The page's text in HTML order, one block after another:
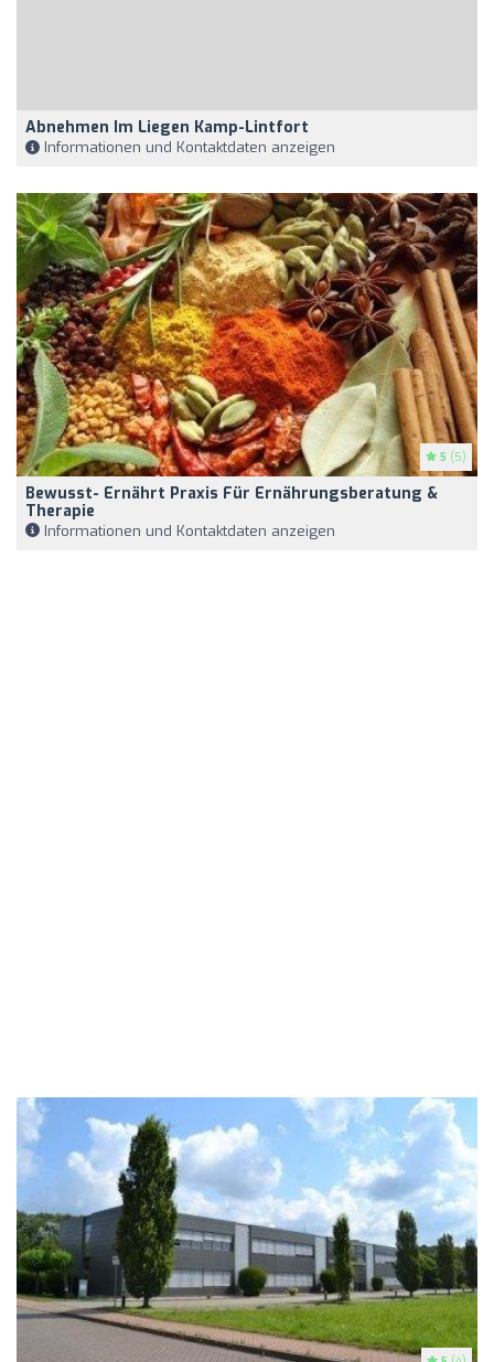
Abnehmen Im Liegen Kamp-Lintfort
Informationen und Kontaktdaten anzeigen
5 (5)
Bewusst- Ernährt Praxis Für Ernährungsberatung &
Therapie
Informationen und Kontaktdaten anzeigen